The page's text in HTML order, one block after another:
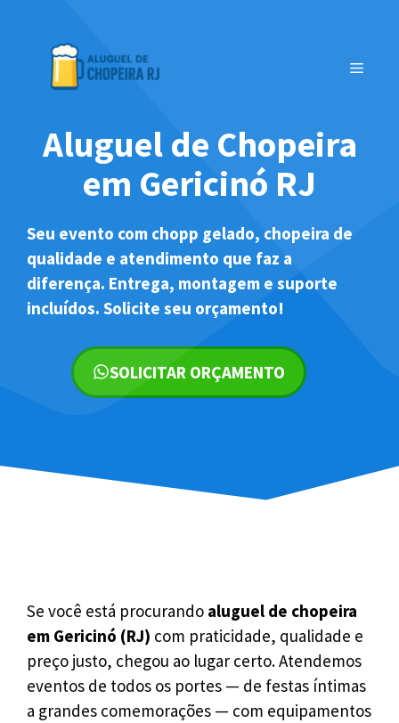
conteúdo
MENU
Aluguel de Chopeira
em Gericinó RJ
Seu evento com chopp gelado, chopeira de
qualidade e atendimento que faz a
diferença. Entrega, montagem e suporte
incluídos. Solicite seu orçamento!
SOLICITAR ORÇAMENTO
Se você está procurando aluguel de chopeira
em Gericinó (RJ) com praticidade, qualidade e
preço justo, chegou ao lugar certo. Atendemos
eventos de todos os portes — de festas íntimas
a grandes comemorações — com equipamentos